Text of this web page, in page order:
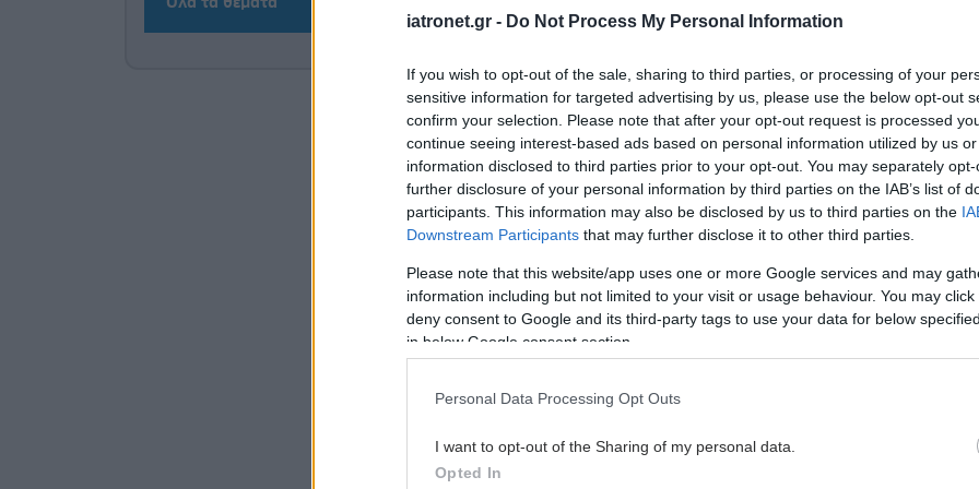
iatronet.gr - Do Not Process My Personal Information
If you wish to opt-out of the sale, sharing to third parties, or processing of your
sensitive information for targeted advertising by us, please use the below opt-out
confirm your selection. Please note that after your opt-out request is processed
continue seeing interest-based ads based on personal information utilized by us
information disclosed to third parties prior to your opt-out. You may separately
further disclosure of your personal information by third parties on the IAB’s list of
participants. This information may also be disclosed by us to third parties on the
Downstream Participants that may further disclose it to other third parties.
Please note that this website/app uses one or more Google services and may
information including but not limited to your visit or usage behaviour. You may
deny consent to Google and its third-party tags to use your data for below
in below Google consent section.
Personal Data Processing Opt Outs
I want to opt-out of the Sharing of my personal data.
Opted In
έχασαν περίπου 35% περισσότερο
ορμοονική θεραπεία μαζί με
tirzepatide (φάρμακο κατά της
παχυσαρκίας) έναντι αυτών που
έλαβαν μόνο το φάρμακο, αναφέρει
έρευνα της Mayo Clinic.
Καρκίνος προστάτη:
Ορμονοθεραπεία στη
ασθενείς ωφελούνται
παρουσιάζουν τα νέα σημαντικά